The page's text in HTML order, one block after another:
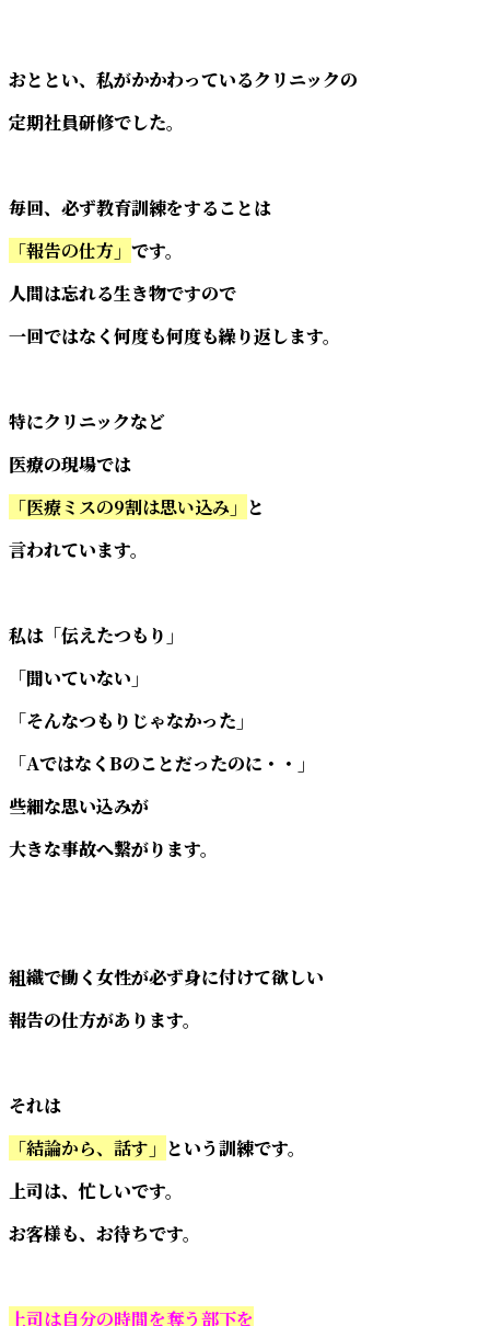
おととい、私がかかわっているクリニックの
定期社員研修でした。
毎回、必ず教育訓練をすることは
「報告の仕方」 です。
人間は忘れる生き物ですので
一回ではなく何度も何度も繰り返します。
特にクリニックなど
医療の現場では
「医療ミスの9割は思い込み」 と
言われています。
私は「伝えたつもり」
「聞いていない」
「そんなつもりじゃなかった」
「AではなくBのことだったのに・・」
些細な思い込みが
大きな事故へ繋がります。
組織で働く女性が必ず身に付けて欲しい
報告の仕方があります。
それは
「結論から、話す」 という訓練です。
上司は、忙しいです。
お客様も、お待ちです。
上司は自分の時間を奪う部下を